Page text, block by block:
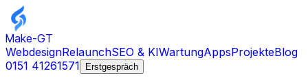
Make-GT
WebdesignRelaunchSEO & KIWartungAppsProjekteBlog
0151 41261571
Erstgespräch